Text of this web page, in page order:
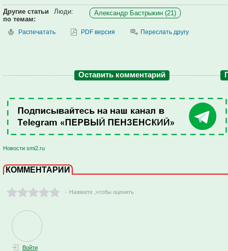
Другие статьи
по темам:
Люди: Александр Бастрыкин (21)
Распечатать PDF версия Переслать другу
Оставить комментарий
Новости smi2.ru
КОММЕНТАРИИ
- Нажмите ,чтобы оценить
Войти